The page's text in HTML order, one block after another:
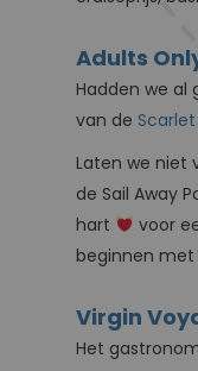
Adults
Hadden we al
van de
Laten we niet
de Sail Away
hart
voor
beginnen
Virgin
Het